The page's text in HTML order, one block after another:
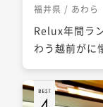
福井県 / あわら
Relux年間ラ
わう越前が